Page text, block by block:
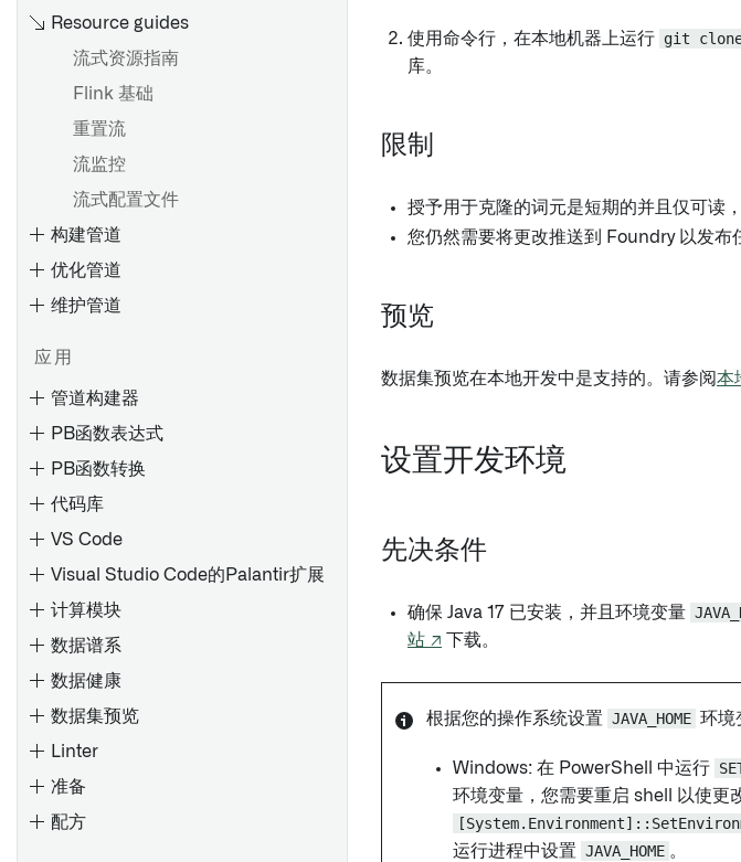
份验证
设置数据源
源探索
设置批量同步
设置流式同步
开始使用 HyperAuto V1
数据源探索
SDDI 控制台
配置参考
从 HyperAuto V1 迁移到 V2
HyperAuto V1 常见问题
SAP 附加组件的安装
安装 Palantir Foundry
用程序
安装远程代理
为 4.6C/620/640 安装远程代
安装修补包
配置 SLT（SAP Landscape
Transformation Replication
Connector 2.0 for SAP
Applications 或远程代理
Palantir Foundry Connector
2.0 以 SAP 应用的管理控制台
2.0 以 SAP 应用程序的参数
Resource guides
流式资源指南
Flink 基础
重置流
流监控
流式配置文件
构建管道
使用 Pipeline Builder 创建数
据集批处理管道
使用Pipeline Builder创建媒体
理管道
使用代码库创建媒体集批处理
管道
使用Pipeline Builder创建增量
优化管道
调试失败的管道
调试失败的流
排查内存不足（OOM）出错
排查计划
理解 Spark 细节
Spark UI [测试版]
理解计算使用情况
原生加速
维护管道
应用
管道构建器
概述
添加数据集
自动生成输入数据
批量输入数据集的计算模式
PB函数表达式
PB函数转换
代码库
在控制面板中配置代码库设置
预览变换
VS Code
Visual Studio Code的Palantir扩展
计算模块
数据谱系
数据健康
数据集预览
Linter
准备
配方
使用命令行，在本地机器上运行 git clone
库。
限制
授予用于克隆的词元是短期的并且仅可读
您仍然需要将更改推送到 Foundry 以发布
预览
数据集预览在本地开发中是支持的。请参阅本
设置开发环境
先决条件
确保 Java 17 已安装，并且环境变量
站 ↗ 下载。
根据您的操作系统设置 JAVA_HOME 环境
Windows: 在 PowerShell 中运行
环境变量，您需要重启 shell 以使更
运行进程中设置 JAVA_HOME 。